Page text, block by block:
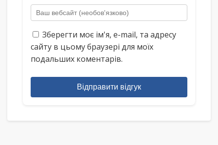
Зберегти моє ім'я, e-mail, та адресу
сайту в цьому браузері для моїх
подальших коментарів.
Відправити відгук